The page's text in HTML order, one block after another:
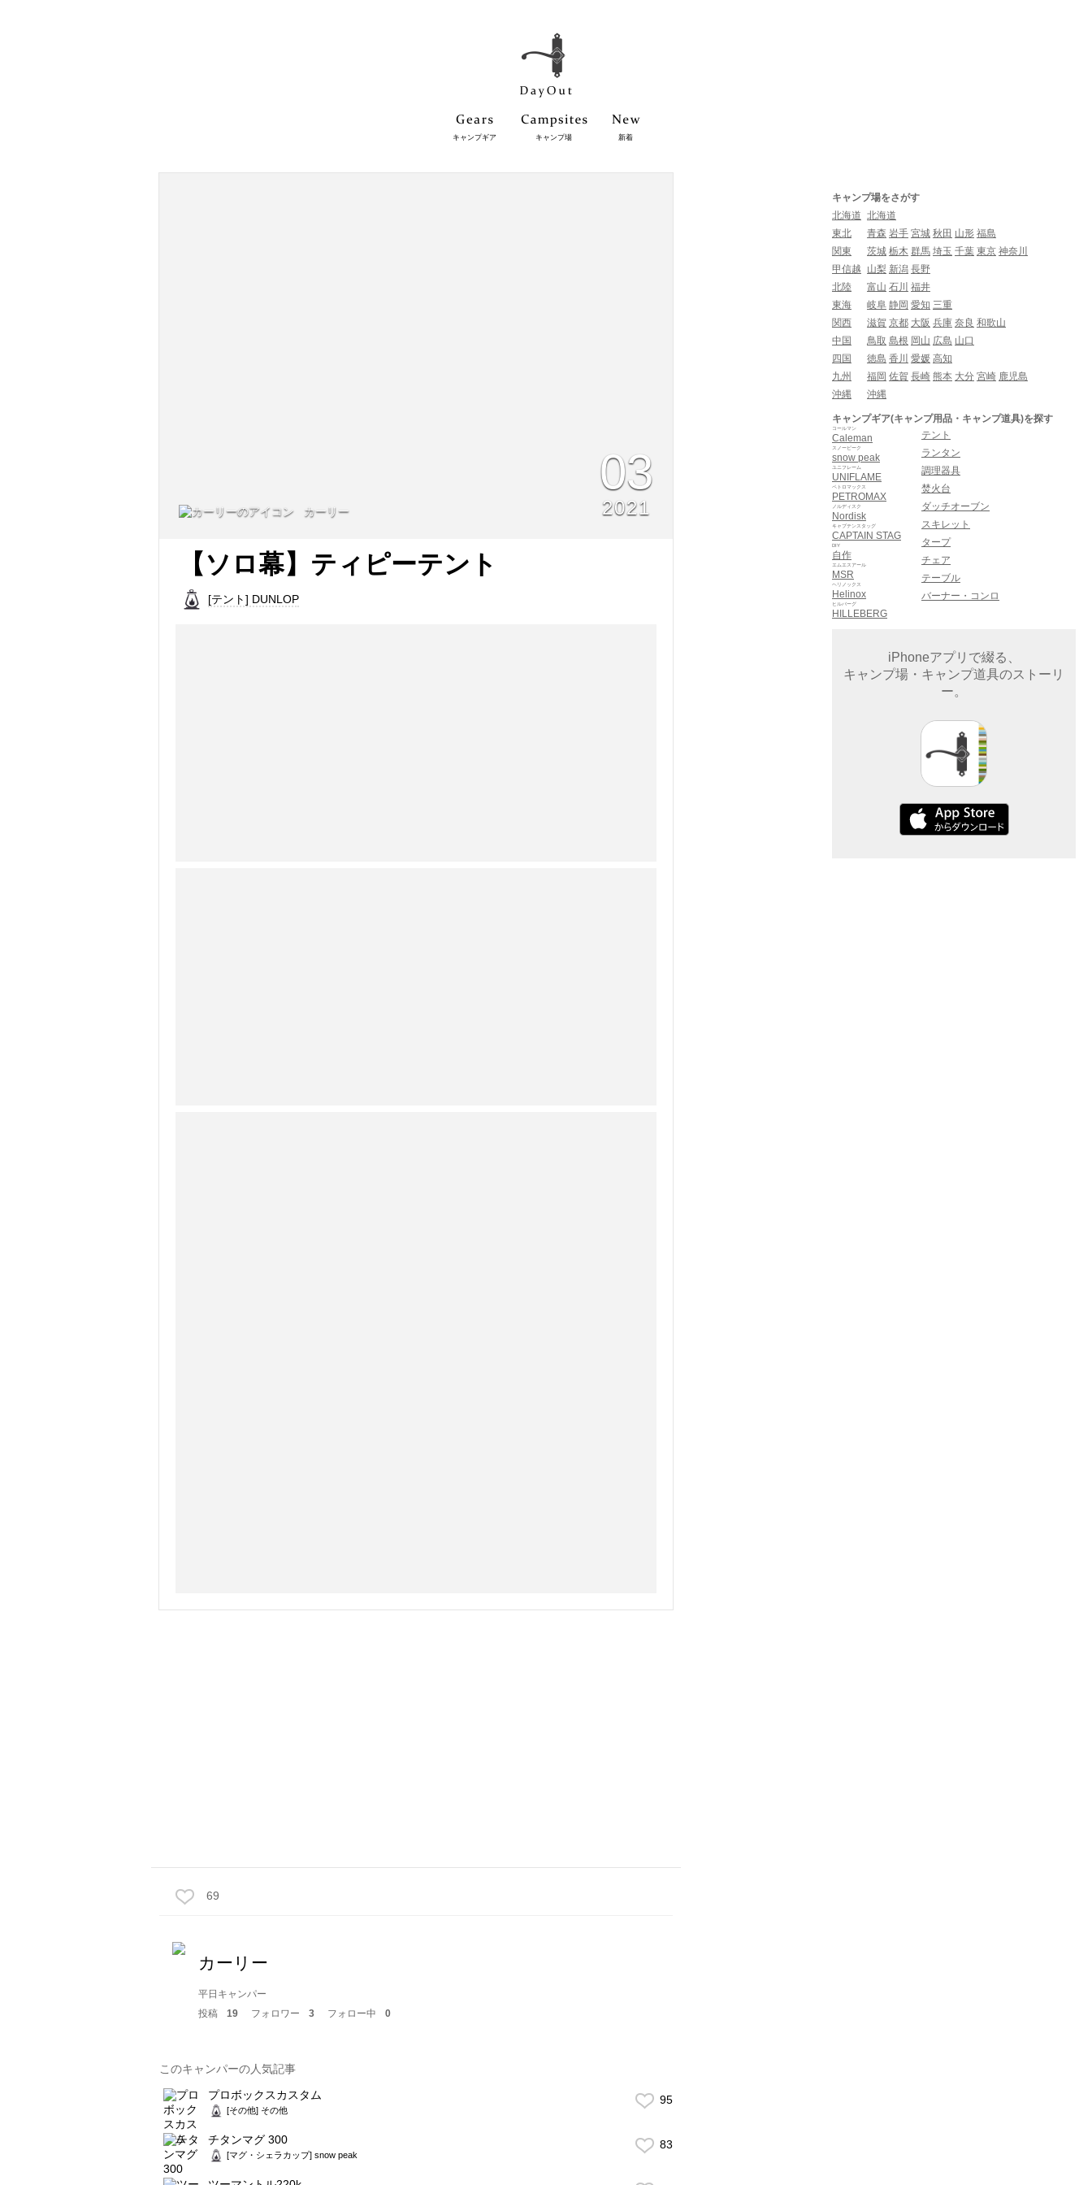
キャンプギア キャンプ場 新着
カーリー
03
2021
【ソロ幕】ティピーテント
[テント] DUNLOP
69
カーリー
平日キャンパー
投稿
19 フォロワー 3 フォロー中 0
このキャンパーの人気記事
プロボックスカスタム
[その他] その他
95
チタンマグ 300
[マグ・シェラカップ] snow peak
83
キャンプ場をさがす
北海道 北海道
東北
青森 岩手 宮城 秋田 山形 福島
関東
茨城 栃木 群馬 埼玉 千葉 東京 神奈川
甲信越
山梨 新潟 長野
北陸
富山 石川 福井
東海
岐阜 静岡 愛知 三重
関西
滋賀 京都 大阪 兵庫 奈良 和歌山
中国
鳥取 島根 岡山 広島 山口
四国
徳島 香川 愛媛 高知
九州
福岡 佐賀 長崎 熊本 大分 宮崎 鹿児島
沖縄
沖縄
キャンプギア(キャンプ用品・キャンプ道具)を探す
Caleman
コールマン
snow peak
スノーピーク
UNIFLAME
ユニフレーム
PETROMAX
ペトロマックス
Nordisk
ノルディスク
CAPTAIN STAG
キャプテンスタッグ
自作
DIY
MSR
エムエスアール
Helinox
ヘリノックス
HILLEBERG
ヒルバーグ
テント
ランタン
調理器具
焚火台
ダッチオーブン
スキレット
タープ
チェア
テーブル
バーナー・コンロ
iPhoneアプリで綴る、
キャンプ場・キャンプ道具のストーリ
ー。